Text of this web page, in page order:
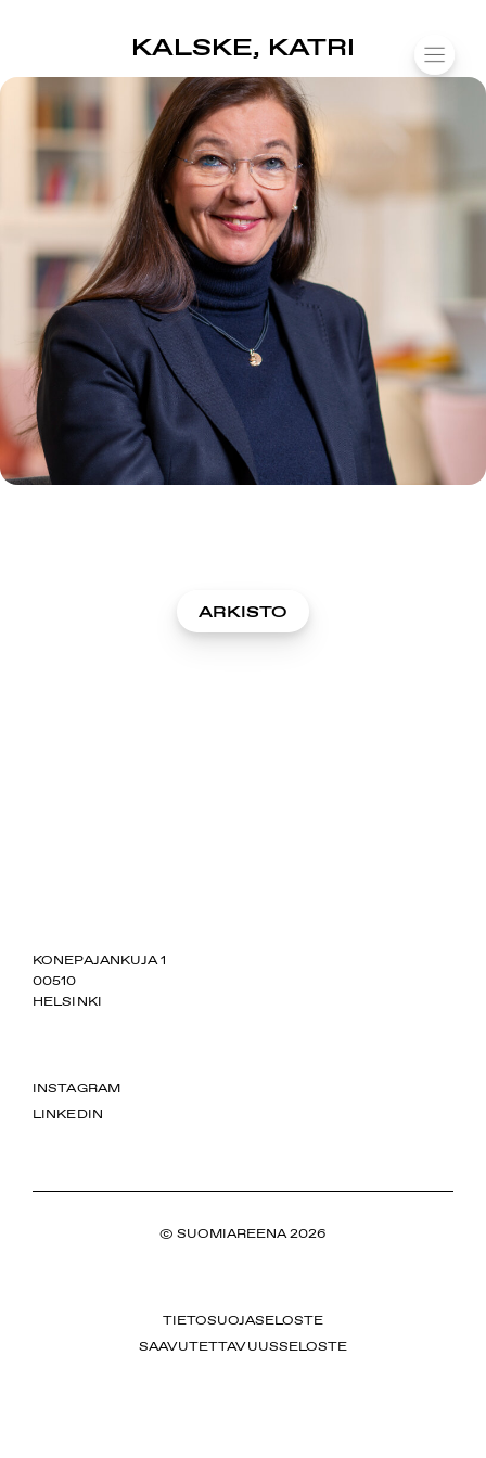
sisältöön
KALSKE, KATRI
ARKISTO
SUOMIAREENA
KONEPAJANKUJA 1
00510
HELSINKI
INSTAGRAM
LINKEDIN
© SUOMIAREENA 2026
TIETOSUOJASELOSTE
SAAVUTETTAVUUSSELOSTE